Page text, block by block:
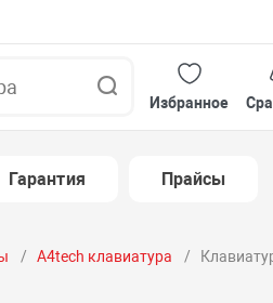
Избранное
Гарантия Прайсы
A4tech клавиатура